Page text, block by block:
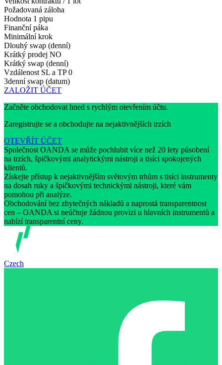
Požadovaná záloha
Hodnota 1 pipu
Finanční páka
Minimální krok
Dlouhý swap (denní)
Krátký prodej NO
Krátký swap (denní)
Vzdálenost SL a TP 0
3denní swap (datum)
ZALOŽIT ÚČET
Začněte obchodovat hned s rychlým otevřením účtu.
Zaregistrujte se a obchodujte na nejaktivnějších trzích
OTEVŘÍT ÚČET
Společnost OANDA se může pochlubit více než 20 lety působení
na trzích, špičkovými analytickými nástroji a tisíci spokojených
klientů.
Získejte přístup k nejaktivnějším světovým trhům s tisíci instrumenty
na dosah ruky a špičkovými technickými nástroji, které vám
pomohou při analýze.
Obchodování bez zbytečných nákladů a naprostá transparentnost
cen – OANDA si neúčtuje žádnou provizi u hlavních instrumentů a
nabízí transparentní ceny.
Czech